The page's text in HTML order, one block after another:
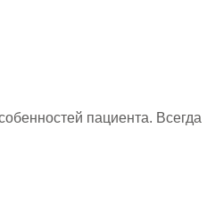
пациента. Всегда